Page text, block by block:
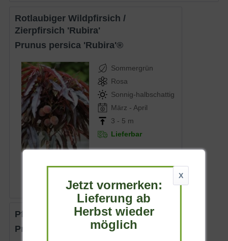
Rotlaubiger Wildpfirsich /
Zierpfirsich 'Rubira'
Prunus persica 'Rubira'®
Sommergrün
Rosa
Sonnig-halbschattig
März - April
3 - 5 m
Lieferbar
Pfirsich 'Amsden'
Prunus persica 'Amsden'
X
Jetzt vormerken:
Lieferung ab
Herbst wieder
möglich